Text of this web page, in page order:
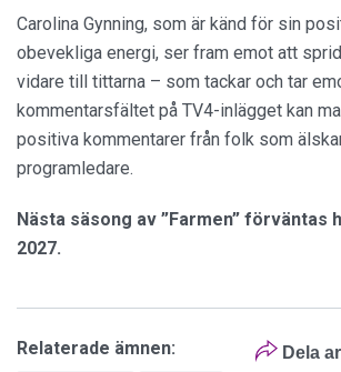
Carolina Gynning, som är känd för sin
obevekliga energi, ser fram emot att
vidare till tittarna – som tackar och tar
kommentarsfältet på TV4-inlägget kan
positiva kommentarer från folk som
programledare.
Nästa säsong av ”Farmen” förväntas
2027.
Dela
Relaterade ämnen: